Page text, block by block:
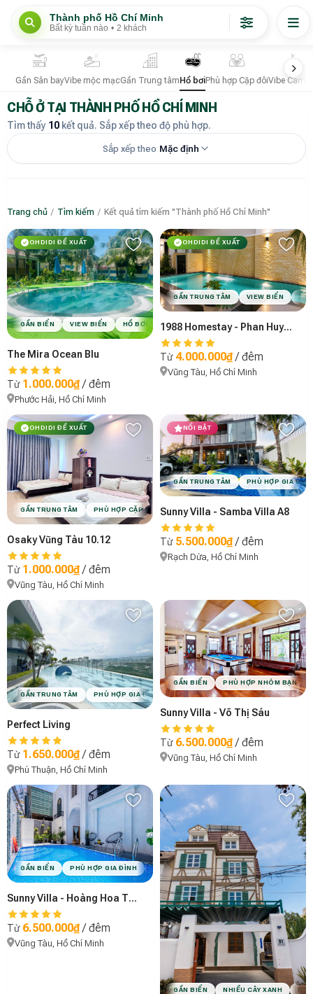
Thành phố Hồ Chí Minh
Bất kỳ tuần nào • 2 khách
Gần Sân bayVibe mộc mạcGần Trung tâm Hồ bơiPhù hợp Cặp đôiVibe
CHỖ Ở TẠI THÀNH PHỐ HỒ CHÍ MINH
Tìm thấy 10 kết quả. Sắp xếp theo độ phù hợp.
Sắp xếp theo Mặc định
Trang chủ / Tìm kiếm / Kết quả tìm kiếm "Thành phố Hồ Chí Minh"
OHDIDI ĐỀ XUẤT
GẦN BIỂN VIEW BIỂN HỒ BƠI SÂN VƯỜN CÓ CHỖ ĐẬU XE
The Mira Ocean Blu
Từ 1.000.000₫/ đêm
Phước Hải, Hồ Chí Minh
OHDIDI ĐỀ XUẤT
GẦN TRUNG TÂM VIEW BIỂN
1988 Homestay - Phan Huy Ích
Từ 4.000.000₫/ đêm
Vũng Tàu, Hồ Chí Minh
OHDIDI ĐỀ XUẤT
GẦN TRUNG TÂM PHÙ HỢP CẶP ĐÔI PHÙ HỢP NHÓM BẠN HỒ BƠI
Osaky Vũng Tàu 10.12
Từ 1.000.000₫/ đêm
Vũng Tàu, Hồ Chí Minh
NỔI BẬT
GẦN TRUNG TÂM PHÙ HỢP GIA ĐÌNH
Sunny Villa - Samba Villa A8
Từ 5.500.000₫/ đêm
Rạch Dừa, Hồ Chí Minh
GẦN TRUNG TÂM PHÙ HỢP GIA ĐÌNH PHÙ HỢP NHÓM BẠN HỒ BƠI
Perfect Living
Từ 1.650.000₫/ đêm
Phú Thuận, Hồ Chí Minh
GẦN BIỂN PHÙ HỢP NHÓM BẠN
Sunny Villa - Võ Thị Sáu
Từ 6.500.000₫/ đêm
Vũng Tàu, Hồ Chí Minh
GẦN BIỂN PHÙ HỢP GIA ĐÌNH HỒ BƠI VIBE MỘC MẠC
Sunny Villa - Hoàng Hoa Thám
Từ 6.500.000₫/ đêm
Vũng Tàu, Hồ Chí Minh
GẦN BIỂN NHIỀU CÂY XANH